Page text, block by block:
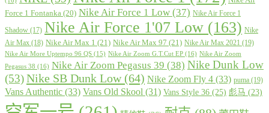
Force 1 Fontanka (20) Nike Air Force 1 Low (37) Nike Air Force 1
Shadow (17) Nike Air Force 1'07 Low (163) Nike
Air Max (18) Nike Air Max 1 (21) Nike Air Max 97 (21) Nike Air Max 2021 (19)
Nike Air More Uptempo 96 QS (15) Nike Air Zoom G.T.Cut EP (16) Nike Air Zoom
Pegasus 38 (16) Nike Air Zoom Pegasus 39 (38) Nike Dunk Low
(53)Nike SB Dunk Low(64) Nike Zoom Fly 4 (33) puma (19)
Vans Authentic (33) Vans Old Skool (31) Vans Style 36 (25) 彪马 (23)